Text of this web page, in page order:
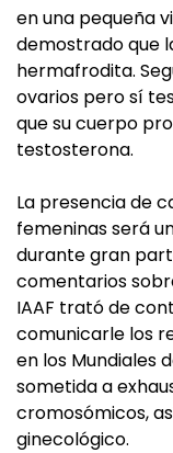
en una pequeña
demostrado que
hermafrodita.
ovarios pero sí
que su cuerpo
testosterona.
La presencia de
femeninas será
durante gran
comentarios
IAAF trató de
comunicarle los
en los Mundiales
sometida a
cromosómicos,
ginecológico.